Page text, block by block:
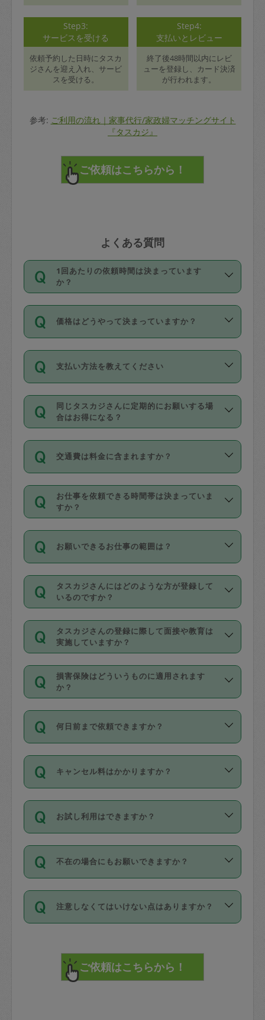
Step3:
サービスを受ける
依頼予約した日時にタスカ
ジさんを迎え入れ、サービ
スを受ける。
Step4:
支払いとレビュー
終了後48時間以内にレビ
ューを登録し、カード決済
が行われます。
参考: ご利用の流れ｜家事代行/家政婦マッチングサイト
『タスカジ』
よくある質問
1回あたりの依頼時間は決まっています
か？
依頼1回につき3時間固定です。3時間を
超えて依頼したい場合は、延長機能をご
利用ください。機能をご利用いただくに
の上事前申請することが必要です。な
お、3時間を下回っても、値引き等はござ
いません。
価格はどうやって決まっていますか？
11種類の価格帯の中からタスカジさん自
身が価格を選んで設定しています。
タスカジさんの価格設定には最初は制限
があり、レビュー件数、レビューの平均
値、などで除々に設定可能な最高額が上
がっていく仕組みになっています。
支払い方法を教えてください
お支払方法はクレジットカード（Visa／
Master／JCB／AMERICAN EXPRESS／
Diners Club）のみとなります。
を行う際にご入力ください。プロフィー
ル登録時にはご入力いただかなくても大
丈夫です。
デビットカード・プリペイドカード（Vプ
リカ、au WALLETなど）は支払にはご利
銀行振込や現金払いも対応していませ
なお、タスカジさんの交通費も、依頼料
金のご請求と合わせてお支払いとなりま
動計算で表示されます。
同じタスカジさんに定期的にお願いする場
合はお得になる？
依頼には「スポット」と「定期（毎週｜
隔週）」があり、「定期」の依頼は「ス
ポット」よりお得な料金でご利用できま
す。
定期の最低利用回数は設けていない代わ
りに、一定数を超えたキャンセルは有償
（例：毎週定期の場合は３回以上のキャ
ンセルが有償（1200円、隔週定期の場合
は２回以上のキャンセルが有償（1200
交通費は料金に含まれますか？
交通費は依頼料金とは別途発生し、依頼
料金のご請求と合わせてお支払いとなり
ます。交通費の金額は「依頼の詳細」に
お仕事を依頼できる時間帯は決まっていま
すか？
時間帯は3種類あります。いずれも１回あ
たり３時間です。
・ＡＭ ９時～１２時
・ＰＭ １３時～１６時
・夜 １８時～２１時
開始時間を２時間前後変更することが可
能です。依頼送信後、個別にタスカジさ
んにメッセージを送り調整してくださ
い。ただし、２時間を越えての調整はで
時間も被らない場合、損害保険の対象外
お願いできるお仕事の範囲は？
掃除、整理収納、洗濯、買い物、料理、
作り置きです。タスカジさんによってで
きる仕事の範囲が異なりますので、依頼
する前にタスカジさんのプロフィールで
確認してください。
基本的に、高所での作業や危険作業、屋
外での作業は対象外です。
タスカジさんにはどのような方が登録して
いるのですか？
主婦として長年の家事経験をお持ちの
方、栄養士・調理師といった資格者で保
育園や学校の給食やレストランで料理関
係の専門職に従事されていた方、日本で
すでにハウスキーパーや英語の先生とし
てお仕事をしているフィリピン出身の
社員など様々なバックグラウンドの方が
登録しています。
日本語も話せる方など様々です。
ールに記載していますので、各自の得意
を依頼してください。
タスカジさんの登録に際して面接や教育は
実施していますか？
応募の際に、各自事務局との面接と説明
を行っています。その後、身分証明書の
写真提出をしていただいています。外国
確認しています。タスカジさんトレーニ
ング動画を使ったセルフトレーニングの
現場トライアルを受け、合格したタスカ
ジさんが活動されています。
※テストセンターの講評は１件目のレビュ
参考
【詳細】タスカジさんの登録に際
損害保険はどういうものに適用されます
か？
依頼者とタスカジさんとの間でタスカジ
を通して成立した作業時間内での作業に
適用されます。作業範囲は、掃除、洗
です。作業中に物を壊したり、人にけが
をさせたりした場合が対象で、補償金額
す。
写真を撮り、
詳細FAQ：
損害賠償保険について教えて
何日前まで依頼できますか？
ご依頼は、現在を起点に3日後（72時間
以降）の日時から受付可能となっていま
す。
タスカジさんへ「募集」をかけることが
可能です。
キャンセル料はかかりますか？
キャンセル料には、以下の2種類がありま
す。
1. 直前キャンセル（定期、スポット契約
共通）
72時間を超える※と、以下のキャンセル
料が発生します。
直前キャンセル料：
72時間前〜24時間前＝依頼料金の50%
お試し利用はできますか？
「お試し利用」というメニューはありま
せんが、「一回のみ」依頼を活用するこ
とによって、気に入ったタスカジさんを
まず、条件の合う気になるタスカジさ
みてください。
その後、一番気に入ったタスカジさんに
不在の場合にもお願いできますか？
不在の場合の作業はタスカジさんの同意
が必要です。数回の依頼ののち、タスカ
ジさんと依頼者の間で十分な信頼関係が
てください。
不在時に部屋に入るためにタスカジさん
注意しなくてはいけない点はありますか？
で、必ず鍵のかかるロッカーや金庫に入
れて依頼者の責任の元管理するよう心掛
けてください。